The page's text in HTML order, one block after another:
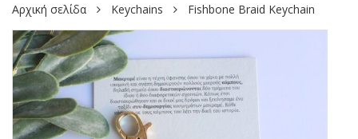
Αρχική σελίδα Keychains Fishbone Braid Keychain